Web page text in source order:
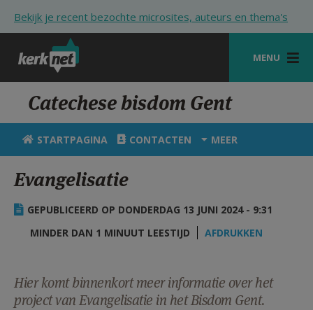
Bekijk je recent bezochte microsites, auteurs en thema's
MENU
STARTPAGINA
KERK
VIERINGEN
SHOP
ZOEKEN
MIJN PAROCHIE
Catechese bisdom Gent
STARTPAGINA CONTACTEN MEER
Evangelisatie
GEPUBLICEERD OP DONDERDAG 13 JUNI 2024 - 9:31
MINDER DAN 1 MINUUT LEESTIJD
AFDRUKKEN
Hier komt binnenkort meer informatie over het
project van Evangelisatie in het Bisdom Gent.